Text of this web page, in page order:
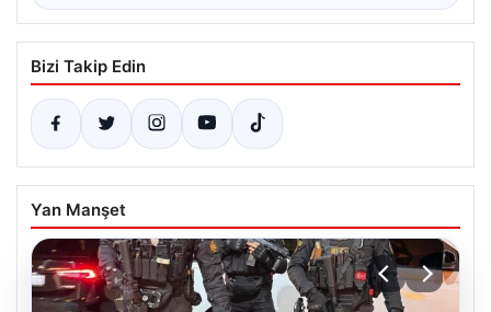
Bizi Takip Edin
Yan Manşet